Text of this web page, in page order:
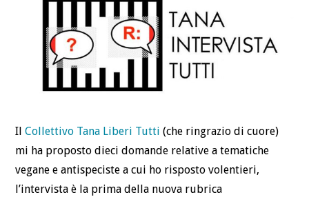
IlCollettivo Tana Liberi Tutti (che ringrazio di cuore)
mi ha proposto dieci domande relative a tematiche
vegane e antispeciste a cui ho risposto volentieri,
l’intervista è la prima della nuova rubrica